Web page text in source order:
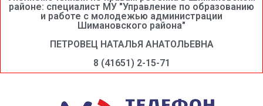
районе: специалист МУ "Управление по образованию
и работе с молодежью администрации
Шимановского района"
ПЕТРОВЕЦ НАТАЛЬЯ АНАТОЛЬЕВНА
8 (41651) 2-15-71